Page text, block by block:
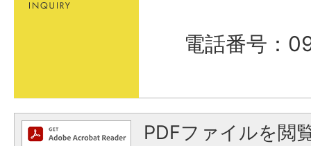
電話番号：
PDFファイルを閲